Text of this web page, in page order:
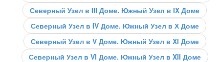
Северный Узел в III Доме. Южный Узел в IX Доме
Северный Узел в IV Доме. Южный Узел в Х Доме
Северный Узел в V Доме. Южный Узел в XI Доме
Северный Узел в VI Доме. Южный Узел в XII Доме